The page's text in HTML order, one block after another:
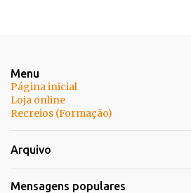
Menu
Página inicial
Loja online
Recreios (Formação)
Arquivo
Mensagens populares